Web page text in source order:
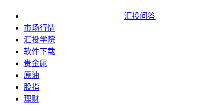
汇投问答
市场行情
汇投学院
软件下载
贵金属
原油
股指
理财